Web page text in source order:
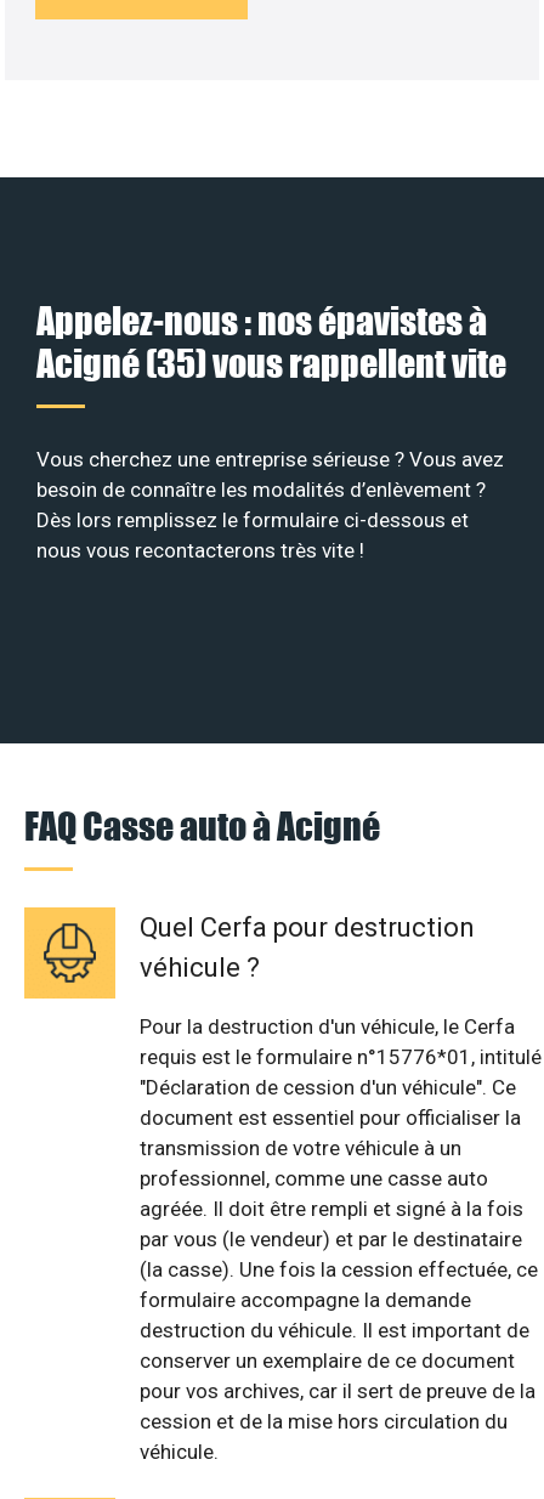
Appelez-nous : nos épavistes à
Acigné (35) vous rappellent vite
Vous cherchez une entreprise sérieuse ? Vous avez
besoin de connaître les modalités d’enlèvement ?
Dès lors remplissez le formulaire ci-dessous et
nous vous recontacterons très vite !
FAQ Casse auto à Acigné
Quel Cerfa pour destruction
véhicule ?
Pour la destruction d'un véhicule, le Cerfa
requis est le formulaire n°15776*01, intitulé
"Déclaration de cession d'un véhicule". Ce
document est essentiel pour officialiser la
transmission de votre véhicule à un
professionnel, comme une casse auto
agréée. Il doit être rempli et signé à la fois
par vous (le vendeur) et par le destinataire
(la casse). Une fois la cession effectuée, ce
formulaire accompagne la demande
destruction du véhicule. Il est important de
conserver un exemplaire de ce document
pour vos archives, car il sert de preuve de la
cession et de la mise hors circulation du
véhicule.